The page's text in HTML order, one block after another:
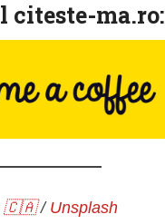
citeste-ma.ro:
🇨🇦/ Unsplash